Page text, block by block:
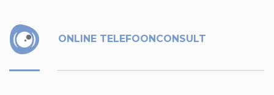
ONLINE TELEFOONCONSULT